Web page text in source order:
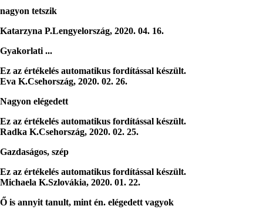
nagyon tetszik
Katarzyna P.Lengyelország, 2020. 04. 16.
Gyakorlati ...
Ez az értékelés automatikus fordítással készült.
Eva K.Csehország, 2020. 02. 26.
Nagyon elégedett
Ez az értékelés automatikus fordítással készült.
Radka K.Csehország, 2020. 02. 25.
Gazdaságos, szép
Ez az értékelés automatikus fordítással készült.
Michaela K.Szlovákia, 2020. 01. 22.
Ő is annyit tanult, mint én. elégedett vagyok